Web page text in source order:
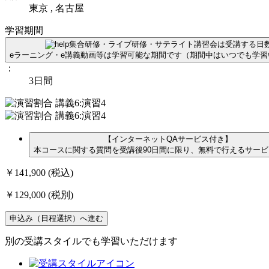
東京 , 名古屋
学習期間
集合研修・ライブ研修・サテライト講習会は受講する日
eラーニング・e講義動画等は学習可能な期間です（期間中はいつでも学習
：
3日間
【インターネットQAサービス付き】
本コースに関する質問を受講後90日間に限り、無料で行えるサービ
￥141,900 (税込)
￥129,000 (税別)
申込み（日程選択）へ進む
別の受講スタイルでも学習いただけます